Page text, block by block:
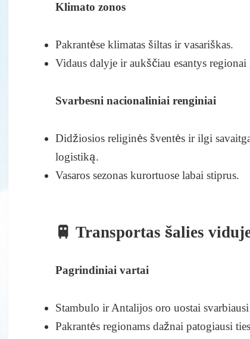
Klimato zonos
Pakrantėse klimatas šiltas ir vasariškas.
Vidaus dalyje ir aukščiau esantys
Svarbesni nacionaliniai renginiai
Didžiosios religinės šventės ir ilgi
logistiką.
Vasaros sezonas kurortuose labai stiprus.
🚆 Transportas šalies
Pagrindiniai vartai
Stambulo ir Antalijos oro uostai
Pakrantės regionams dažnai patogiausi